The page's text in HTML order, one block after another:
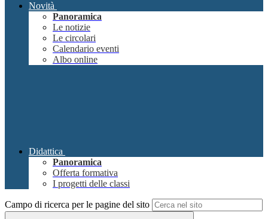
Novità
Panoramica
Le notizie
Le circolari
Calendario eventi
Albo online
Didattica
Panoramica
Offerta formativa
I progetti delle classi
Campo di ricerca per le pagine del sito